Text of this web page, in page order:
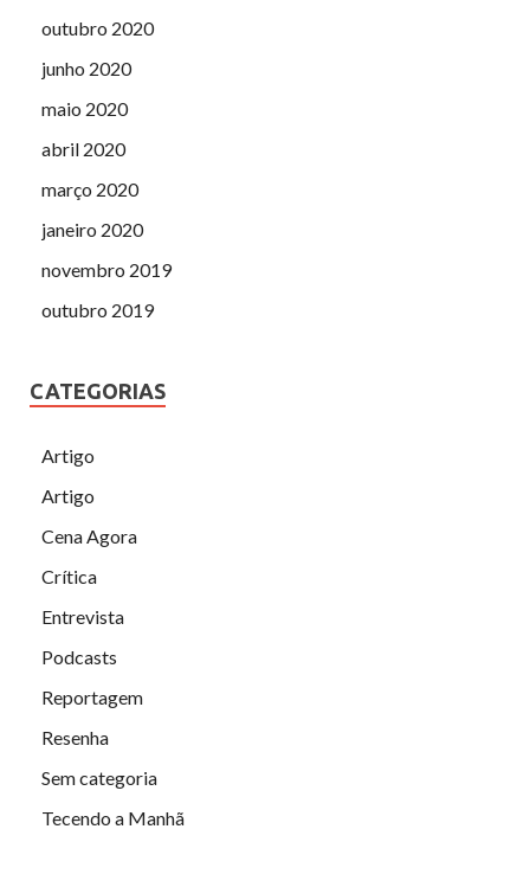
outubro 2020
junho 2020
maio 2020
abril 2020
março 2020
janeiro 2020
novembro 2019
outubro 2019
CATEGORIAS
Artigo
Artigo
Cena Agora
Crítica
Entrevista
Podcasts
Reportagem
Resenha
Sem categoria
Tecendo a Manhã